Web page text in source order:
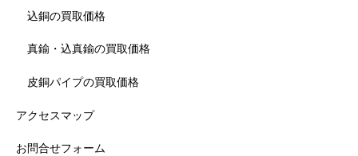
込銅の買取価格
真鍮・込真鍮の買取価格
皮銅パイプの買取価格
アクセスマップ
お問合せフォーム